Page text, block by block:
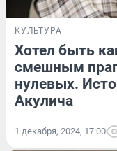
КУЛЬТУРА
Хотел быть
смешным
нулевых.
Акулича
1 декабря, 2024, 17:00